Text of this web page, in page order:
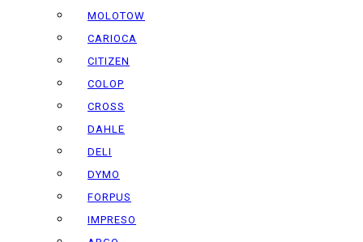
MOLOTOW
CARIOCA
CITIZEN
COLOP
CROSS
DAHLE
DELI
DYMO
FORPUS
IMPRESO